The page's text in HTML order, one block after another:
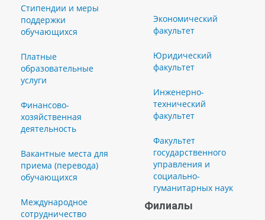
Стипендии и меры
поддержки
обучающихся
Платные
образовательные
услуги
Финансово-
хозяйственная
деятельность
Вакантные места для
приема (перевода)
обучающихся
Международное
сотрудничество
Экономический
факультет
Юридический
факультет
Инженерно-
технический
факультет
Факультет
государственного
управления и
социально-
гуманитарных наук
Филиалы